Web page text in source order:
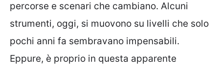
percorse e scenari che cambiano. Alcuni
strumenti, oggi, si muovono su livelli che solo
pochi anni fa sembravano impensabili.
Eppure, è proprio in questa apparente